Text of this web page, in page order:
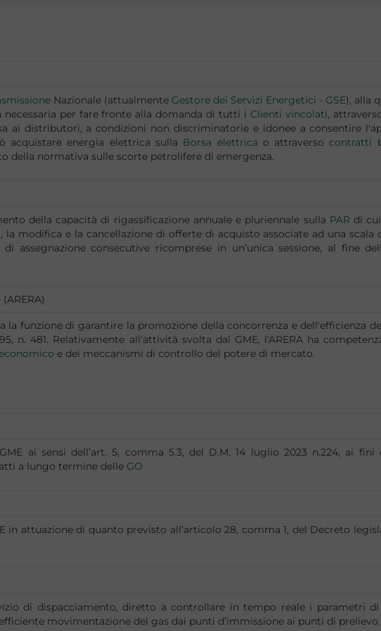
Nazionale (attualmente Gestore dei Servizi Energetici - GSE), alla
per fare fronte alla domanda di tutti i Clienti vincolati,
ai distributori, a condizioni non discriminatorie e idonee a consentire
energia elettrica sulla Borsa elettrica o attraversocontratti
della normativa sulle scorte petrolifere di emergenza.
della capacità di rigassificazione annuale e pluriennale sulla PAR di
la modifica e la cancellazione di offerte di acquisto associate ad una scala
assegnazione consecutive ricomprese in un’unica sessione, al fine
(ARERA)
funzione di garantire la promozione della concorrenza e dell'efficienza
n. 481. Relativamente all'attività svolta dal GME, l'ARERA ha
e dei meccanismi di controllo del potere di mercato.
ai sensi dell’art. 5, comma 5.3, del D.M. 14 luglio 2023 n.224, ai fini
a lungo termine delle GO
in attuazione di quanto previsto all’articolo 28, comma 1, del Decreto
di dispacciamento, diretto a controllare in tempo reale i parametri
movimentazione del gas dai punti d’immissione ai punti di prelievo.